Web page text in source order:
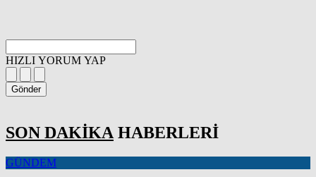
HIZLI YORUM YAP
Gönder
SON DAKİKA HABERLERİ
GÜNDEM